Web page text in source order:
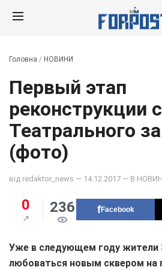
Головна / НОВИНИ
Первый этап
реконструкции
Театрального
(фото)
від redaktor_news — 14.12.2017 — В
0 236 Facebook
Уже в следующем году жители
любоваться новым сквером на